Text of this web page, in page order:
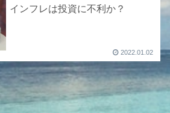
インフレは投資に不利か？
2022.01.02